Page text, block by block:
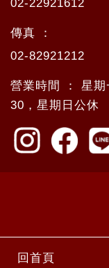
回首頁
02-22921612
傳真 ：
02-82921212
營業時間 ： 星期
30，星期日公休